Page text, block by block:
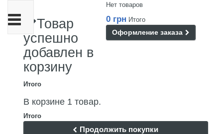
Нет товаров
0 грн Итого
Оформление заказа
Товар
успешно
добавлен в
корзину
Итого
В корзине 1 товар.
Итого
Продолжить покупки
Переключить
навигации